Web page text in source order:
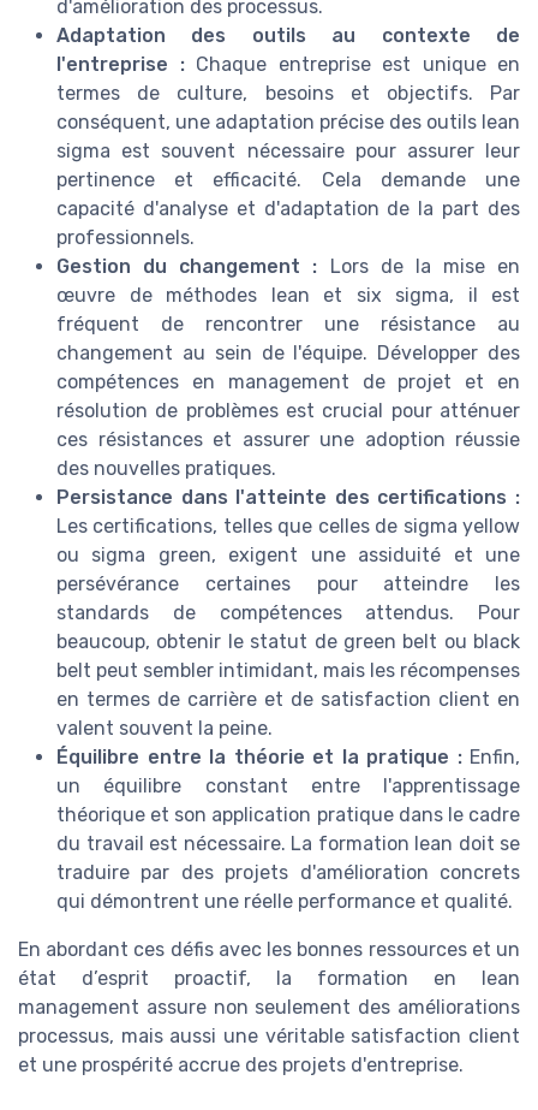
d'amélioration des processus.
Adaptation des outils au contexte de
l'entreprise :Chaque entreprise est unique en
termes de culture, besoins et objectifs. Par
conséquent, une adaptation précise des outils lean
sigma est souvent nécessaire pour assurer leur
pertinence et efficacité. Cela demande une
capacité d'analyse et d'adaptation de la part des
professionnels.
Gestion du changement : Lors de la mise en
œuvre de méthodes lean et six sigma, il est
fréquent de rencontrer une résistance au
changement au sein de l'équipe. Développer des
compétences en management de projet et en
résolution de problèmes est crucial pour atténuer
ces résistances et assurer une adoption réussie
des nouvelles pratiques.
Persistance dans l'atteinte des certifications :
Les certifications, telles que celles de sigma yellow
ou sigma green, exigent une assiduité et une
persévérance certaines pour atteindre les
standards de compétences attendus. Pour
beaucoup, obtenir le statut de green belt ou black
belt peut sembler intimidant, mais les récompenses
en termes de carrière et de satisfaction client en
valent souvent la peine.
Équilibre entre la théorie et la pratique :Enfin,
un équilibre constant entre l'apprentissage
théorique et son application pratique dans le cadre
du travail est nécessaire. La formation lean doit se
traduire par des projets d'amélioration concrets
qui démontrent une réelle performance et qualité.
En abordant ces défis avec les bonnes ressources et un
état d’esprit proactif, la formation en lean
management assure non seulement des améliorations
processus, mais aussi une véritable satisfaction client
et une prospérité accrue des projets d'entreprise.